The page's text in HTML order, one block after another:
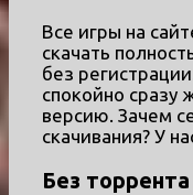
Все игры на
скачать
без
спокойно сразу
версию. Зачем
скачивания? У
Без